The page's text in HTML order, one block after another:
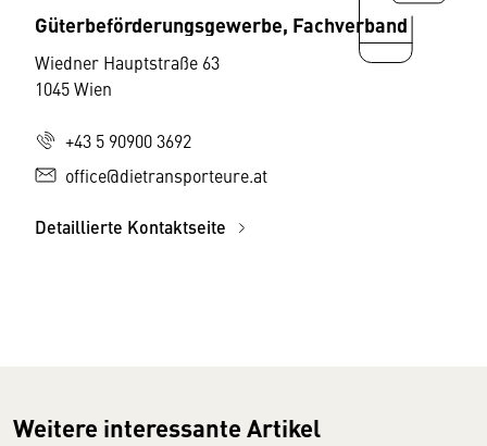
Güterbeförderungsgewerbe, Fachverband
Wiedner Hauptstraße 63
1045 Wien
+43 5 90900 3692
office@dietransporteure.at
Detaillierte Kontaktseite
Weitere interessante Artikel